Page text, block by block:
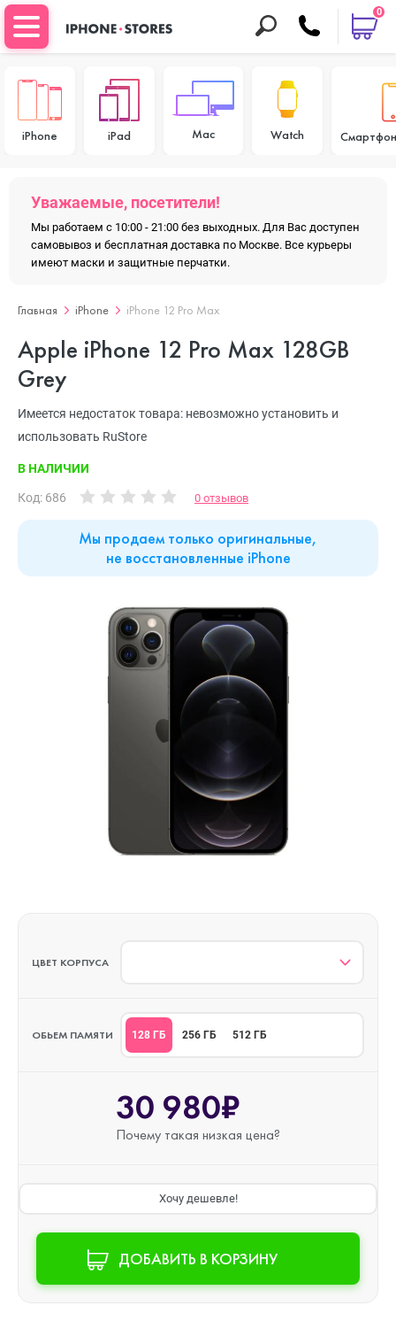
0
iPhone iPad Mac Watch
Уважаемые, посетители!
Мы работаем с 10:00 - 21:00 без выходных. Для Вас доступен
самовывоз и бесплатная доставка по Москве. Все курьеры
имеют маски и защитные перчатки.
Главная iPhone iPhone 12 Pro Max
Apple iPhone 12 Pro Max 128GB
Grey
Имеется недостаток товара: невозможно установить и
использовать RuStore
В НАЛИЧИИ
Код: 686 0 отзывов
Мы продаем только оригинальные,
не восстановленные iPhone
ЦВЕТ КОРПУСА
ОБЬЕМ ПАМЯТИ 128 ГБ 256 ГБ 512 ГБ
30 980₽
Почему такая низкая цена?
Хочу дешевле!
ДОБАВИТЬ В КОРЗИНУ